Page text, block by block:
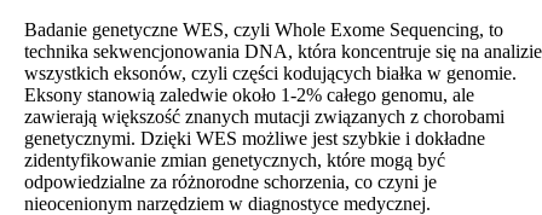
Badanie genetyczne WES, czyli Whole Exome Sequencing, to
technika sekwencjonowania DNA, która koncentruje się na analizie
wszystkich eksonów, czyli części kodujących białka w genomie.
Eksony stanowią zaledwie około 1-2% całego genomu, ale
zawierają większość znanych mutacji związanych z chorobami
genetycznymi. Dzięki WES możliwe jest szybkie i dokładne
zidentyfikowanie zmian genetycznych, które mogą być
odpowiedzialne za różnorodne schorzenia, co czyni je
nieocenionym narzędziem w diagnostyce medycznej.